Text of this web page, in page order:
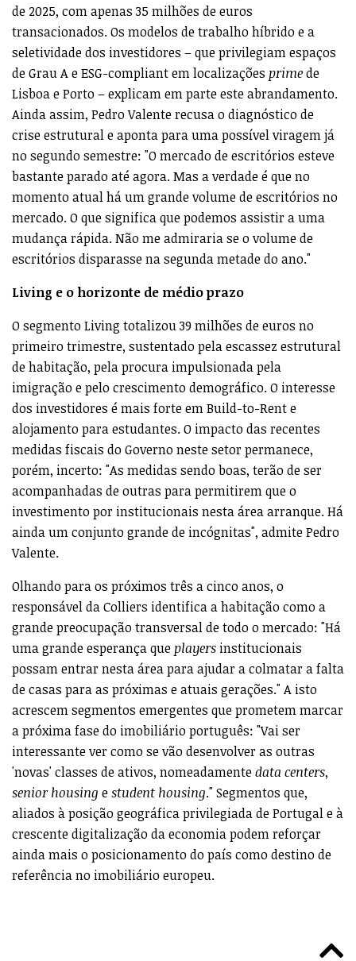
de 2025, com apenas 35 milhões de euros
transacionados. Os modelos de trabalho híbrido e a
seletividade dos investidores – que privilegiam espaços
de Grau A e ESG-compliant em localizações primede
Lisboa e Porto – explicam em parte este abrandamento.
Ainda assim, Pedro Valente recusa o diagnóstico de
crise estrutural e aponta para uma possível viragem já
no segundo semestre: "O mercado de escritórios esteve
bastante parado até agora. Mas a verdade é que no
momento atual há um grande volume de escritórios no
mercado. O que significa que podemos assistir a uma
mudança rápida. Não me admiraria se o volume de
escritórios disparasse na segunda metade do ano."
Living e o horizonte de médio prazo
O segmento Living totalizou 39 milhões de euros no
primeiro trimestre, sustentado pela escassez estrutural
de habitação, pela procura impulsionada pela
imigração e pelo crescimento demográfico. O interesse
dos investidores é mais forte em Build-to-Rent e
alojamento para estudantes. O impacto das recentes
medidas fiscais do Governo neste setor permanece,
porém, incerto: "As medidas sendo boas, terão de ser
acompanhadas de outras para permitirem que o
investimento por institucionais nesta área arranque. Há
ainda um conjunto grande de incógnitas", admite Pedro
Valente.
Olhando para os próximos três a cinco anos, o
responsável da Colliers identifica a habitação como a
grande preocupação transversal de todo o mercado: "Há
uma grande esperança que players institucionais
possam entrar nesta área para ajudar a colmatar a falta
de casas para as próximas e atuais gerações." A isto
acrescem segmentos emergentes que prometem marcar
a próxima fase do imobiliário português: "Vai ser
interessante ver como se vão desenvolver as outras
'novas' classes de ativos, nomeadamentedata centers,
senior housing estudent housing." Segmentos que,
aliados à posição geográfica privilegiada de Portugal e à
crescente digitalização da economia podem reforçar
ainda mais o posicionamento do país como destino de
referência no imobiliário europeu.